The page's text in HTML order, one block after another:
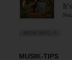
MUSIK-TIPS